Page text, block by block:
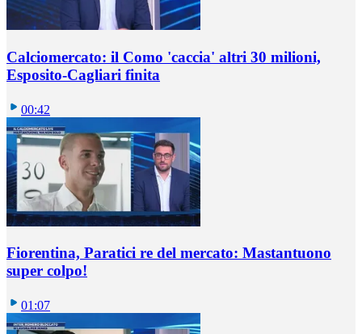
Calciomercato: il Como 'caccia' altri 30 milioni,
Esposito-Cagliari finita
00:42
Fiorentina, Paratici re del mercato: Mastantuono
super colpo!
01:07